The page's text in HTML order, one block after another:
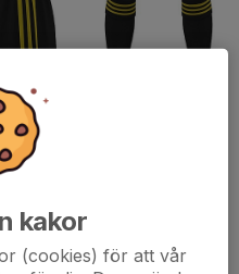
har rätt strumpor på sig
kakor
(cookies) för att vår